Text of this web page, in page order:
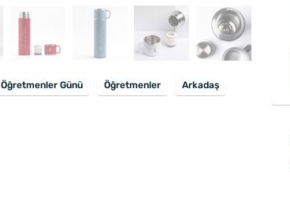
Öğretmenler Günü Öğretmenler Arkadaş